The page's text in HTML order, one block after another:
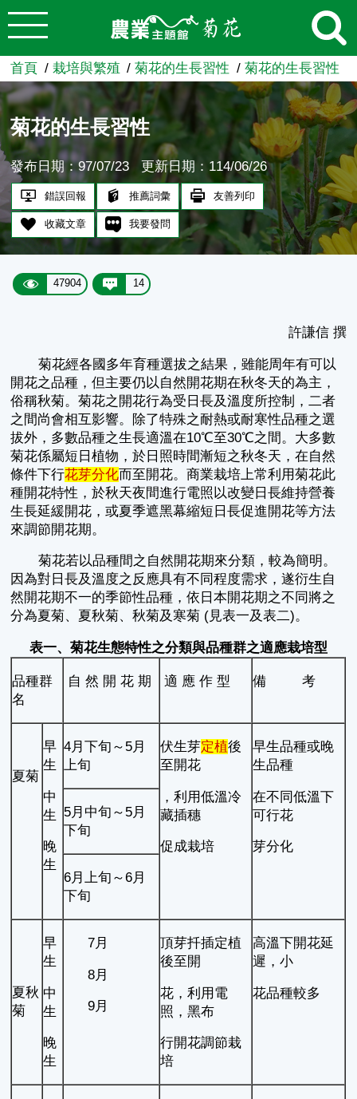
跳到主要內容
農業知識入口網
首頁 栽培與繁殖 菊花的生長習性 菊花的生長習性
菊花的生長習性
發布日期：97/07/23 更新日期：114/06/26
錯誤回報 推薦詞彙 友善列印
收藏文章 我要發問
47904 14
許謙信 撰
菊花經各國多年育種選拔之結果，雖能周年有可以
開花之品種，但主要仍以自然開花期在秋冬天的為主，
俗稱秋菊。菊花之開花行為受日長及溫度所控制，二者
之間尚會相互影響。除了特殊之耐熱或耐寒性品種之選
拔外，多數品種之生長適溫在10℃至30℃之間。大多數
菊花係屬短日植物，於日照時間漸短之秋冬天，在自然
條件下行花芽分化而至開花。商業栽培上常利用菊花此
種開花特性，於秋天夜間進行電照以改變日長維持營養
生長延緩開花，或夏季遮黑幕縮短日長促進開花等方法
來調節開花期。
菊花若以品種間之自然開花期來分類，較為簡明。
因為對日長及溫度之反應具有不同程度需求，遂衍生自
然開花期不一的季節性品種，依日本開花期之不同將之
分為夏菊、夏秋菊、秋菊及寒菊 (見表一及表二)。
表一、菊花生態特性之分類與品種群之適應栽培型
品種群
名
自 然 開 花 期 適 應 作 型 備 考
夏菊
早
生
中
生
晚
生
4月下旬～5月
上旬
伏生芽定植後
至開花
，利用低溫冷
藏插穗
促成栽培
早生品種或晚
生品種
在不同低溫下
可行花
芽分化
5月中旬～5月
下旬
6月上旬～6月
下旬
夏秋
菊
早
生
中
生
晚
生
7月
8月
9月
頂芽扦插定植
後至開
花，利用電
照，黑布
行開花調節栽
培
高溫下開花延
遲，小
花品種較多